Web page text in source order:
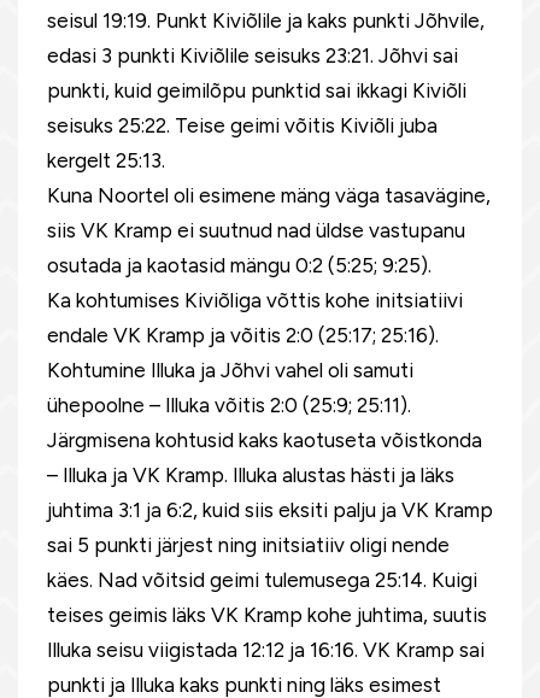
seisul 19:19. Punkt Kiviõlile ja kaks punkti Jõhvile,
edasi 3 punkti Kiviõlile seisuks 23:21. Jõhvi sai
punkti, kuid geimilõpu punktid sai ikkagi Kiviõli
seisuks 25:22. Teise geimi võitis Kiviõli juba
kergelt 25:13.
Kuna Noortel oli esimene mäng väga tasavägine,
siis VK Kramp ei suutnud nad üldse vastupanu
osutada ja kaotasid mängu 0:2 (5:25; 9:25).
Ka kohtumises Kiviõliga võttis kohe initsiatiivi
endale VK Kramp ja võitis 2:0 (25:17; 25:16).
Kohtumine Illuka ja Jõhvi vahel oli samuti
ühepoolne – Illuka võitis 2:0 (25:9; 25:11).
Järgmisena kohtusid kaks kaotuseta võistkonda
– Illuka ja VK Kramp. Illuka alustas hästi ja läks
juhtima 3:1 ja 6:2, kuid siis eksiti palju ja VK Kramp
sai 5 punkti järjest ning initsiatiiv oligi nende
käes. Nad võitsid geimi tulemusega 25:14. Kuigi
teises geimis läks VK Kramp kohe juhtima, suutis
Illuka seisu viigistada 12:12 ja 16:16. VK Kramp sai
punkti ja Illuka kaks punkti ning läks esimest